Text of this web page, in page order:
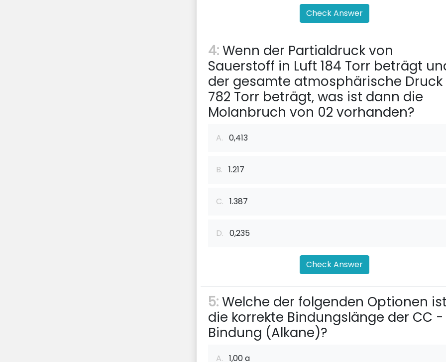
Check Answer
4:Wenn der Partialdruck von
Sauerstoff in Luft 184 Torr beträgt
der gesamte atmosphärische Druck
782 Torr beträgt, was ist dann die
Molanbruch von 02 vorhanden?
A. 0,413
B. 1.217
C. 1.387
D. 0,235
Check Answer
5:Welche der folgenden Optionen
die korrekte Bindungslänge der CC -
Bindung (Alkane)?
A. 1,00 a